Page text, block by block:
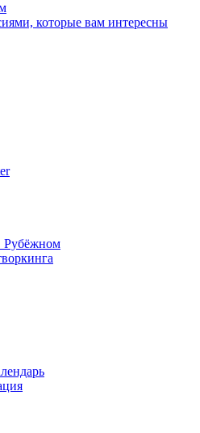
которые вам интересны
Рубёжном